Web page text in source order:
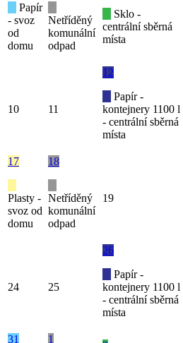
Papír
- svoz
od
domu
Netříděný
komunální
odpad
Sklo -
centrální sběrná
místa
10 11
12
Papír -
kontejnery 1100 l
- centrální sběrná
místa
17
Plasty -
svoz od
domu
18
Netříděný
komunální
odpad
19
24 25
26
Papír -
kontejnery 1100 l
- centrální sběrná
místa
31
1